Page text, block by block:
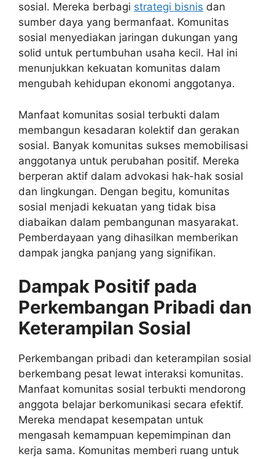
sosial. Mereka berbagi strategi bisnis dan
sumber daya yang bermanfaat. Komunitas
sosial menyediakan jaringan dukungan yang
solid untuk pertumbuhan usaha kecil. Hal ini
menunjukkan kekuatan komunitas dalam
mengubah kehidupan ekonomi anggotanya.
Manfaat komunitas sosial terbukti dalam
membangun kesadaran kolektif dan gerakan
sosial. Banyak komunitas sukses memobilisasi
anggotanya untuk perubahan positif. Mereka
berperan aktif dalam advokasi hak-hak sosial
dan lingkungan. Dengan begitu, komunitas
sosial menjadi kekuatan yang tidak bisa
diabaikan dalam pembangunan masyarakat.
Pemberdayaan yang dihasilkan memberikan
dampak jangka panjang yang signifikan.
Dampak Positif pada
Perkembangan Pribadi dan
Keterampilan Sosial
Perkembangan pribadi dan keterampilan sosial
berkembang pesat lewat interaksi komunitas.
Manfaat komunitas sosial terbukti mendorong
anggota belajar berkomunikasi secara efektif.
Mereka mendapat kesempatan untuk
mengasah kemampuan kepemimpinan dan
kerja sama. Komunitas memberi ruang untuk